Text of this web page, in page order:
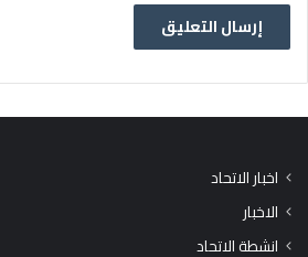
اخبار الاتحاد
الاخبار
انشطة الاتحاد